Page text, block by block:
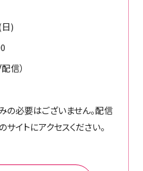
)
信）
の必要はございません。配信
イトにアクセスください。